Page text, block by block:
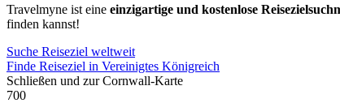
Travelmyne ist eine einzigartige und kostenlose
finden kannst!
Suche Reiseziel weltweit
Finde Reiseziel in Vereinigtes Königreich
Schließen und zur Cornwall-Karte
700